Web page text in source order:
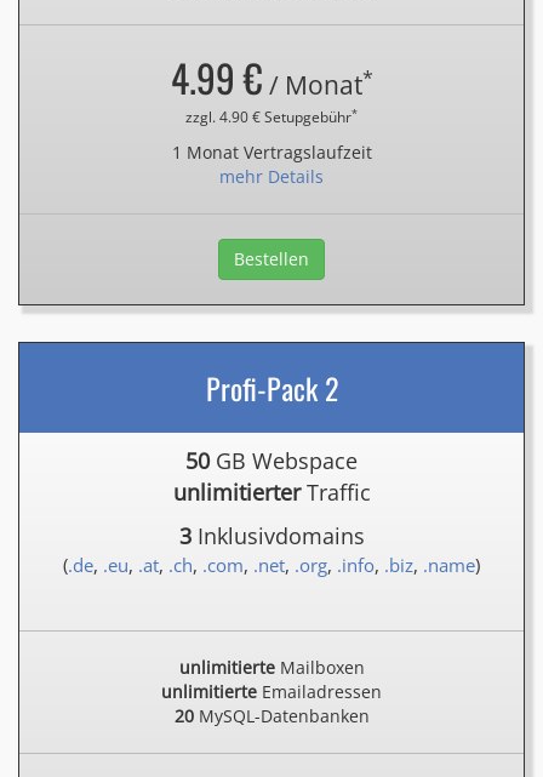
4.99 € / Monat*
zzgl. 4.90 € Setupgebühr*
1 Monat Vertragslaufzeit
mehr Details
Bestellen
Profi-Pack 2
50 GB Webspace
unlimitierterTraffic
3Inklusivdomains
(.de, .eu, .at, .ch, .com, .net, .org, .info, .biz, .name)
unlimitierteMailboxen
unlimitierte Emailadressen
20MySQL-Datenbanken